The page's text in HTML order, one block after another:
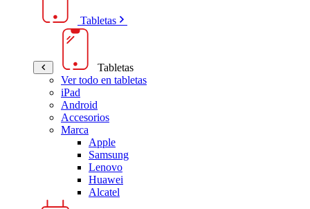
Tabletas
Tabletas
Ver todo en tabletas
iPad
Android
Accesorios
Marca
Apple
Samsung
Lenovo
Huawei
Alcatel